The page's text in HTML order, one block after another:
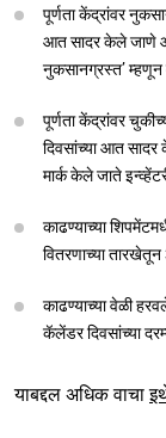
पूर्णता केंद्रांवर
आत सादर केले जाणे
नुकसानग्रस्त’ म्हणून
पूर्णता केंद्रांवर
दिवसांच्या आत
मार्क केले जाते
काढण्याच्या
वितरणाच्या
काढण्याच्या वेळी
कॅलेंडर दिवसांच्या
याबद्दल अधिक वाचा